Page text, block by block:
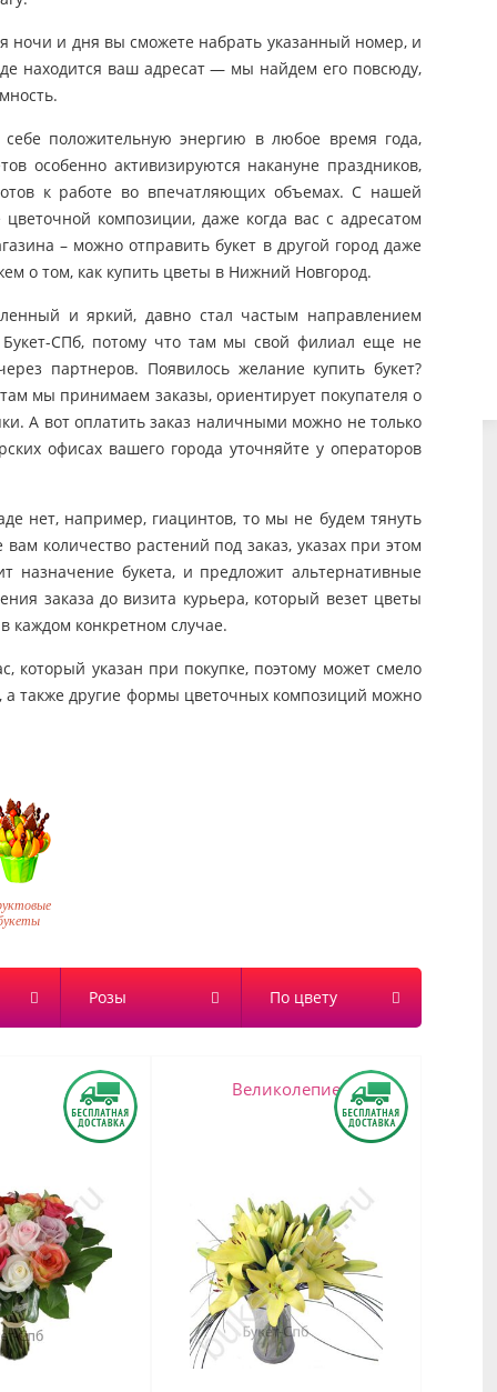
ЛО Павловск Перекюля
МО
Пушкин Русско-Высоцкое
Ступино (МО) Солнечное
Тихвин
Тельмана пос.
(Колпино)
Чехов Чудово
ночи и дня вы сможете набрать указанный номер, и
находится ваш адресат — мы найдем его повсюду,
положительную энергию в любое время года,
особенно активизируются накануне праздников,
к работе во впечатляющих объемах. С нашей
композиции, даже когда вас с адресатом
– можно отправить букет в другой город даже
о том, как купить цветы в Нижний Новгород.
и яркий, давно стал частым направлением
СПб, потому что там мы свой филиал еще не
партнеров. Появилось желание купить букет?
мы принимаем заказы, ориентирует покупателя о
А вот оплатить заказ наличными можно не только
офисах вашего города уточняйте у операторов
нет, например, гиацинтов, то мы не будем тянуть
количество растений под заказ, указах при этом
назначение букета, и предложит альтернативные
заказа до визита курьера, который везет цветы
каждом конкретном случае.
который указан при покупке, поэтому может смело
а также другие формы цветочных композиций можно
Розы По цвету
Великолепие